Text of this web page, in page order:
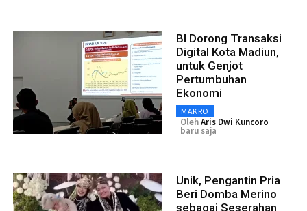
BI Dorong Transaksi
Digital Kota Madiun,
untuk Genjot
Pertumbuhan
Ekonomi
MAKRO
OlehAris Dwi Kuncoro
baru saja
Unik, Pengantin Pria
Beri Domba Merino
sebagai Seserahan